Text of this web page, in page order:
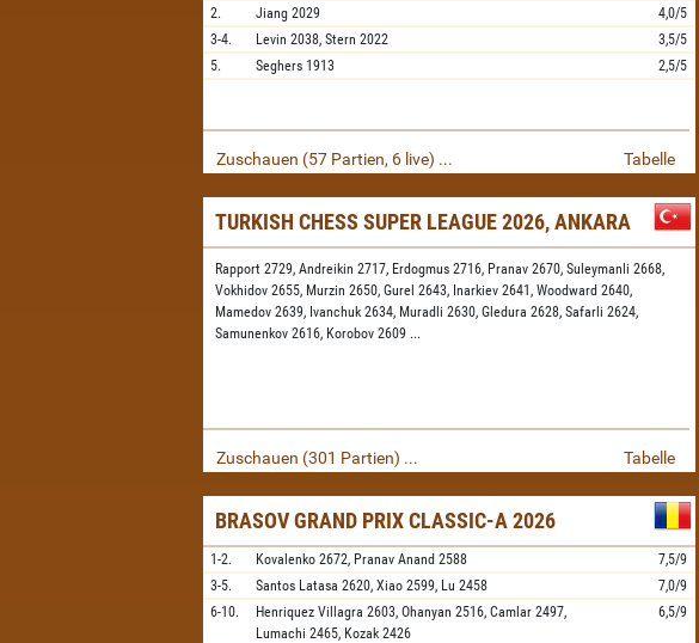
2.
Jiang 2029
4,0/5
3-4.
Levin 2038,Stern 2022
3,5/5
5.
Seghers 1913 2,5/5
Zuschauen (57 Partien, 6 live) ... Tabelle
TURKISH CHESS SUPER LEAGUE 2026, ANKARA
Rapport 2729,Andreikin 2717, Erdogmus 2716, Pranav 2670,Suleymanli 2668,
Vokhidov 2655, Murzin 2650,Gurel 2643, Inarkiev 2641,Woodward 2640,
Mamedov 2639, Ivanchuk 2634, Muradli 2630,Gledura 2628,Safarli 2624,
Samunenkov 2616, Korobov 2609 ...
Zuschauen (301 Partien) ... Tabelle
BRASOV GRAND PRIX CLASSIC-A 2026
1-2. Kovalenko 2672, Pranav Anand 2588
7,5/9
3-5.
Santos Latasa 2620,Xiao 2599, Lu 2458
7,0/9
6-10.
Henriquez Villagra 2603,Ohanyan 2516,Camlar 2497,
Lumachi 2465, Kozak 2426
6,5/9